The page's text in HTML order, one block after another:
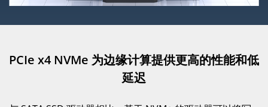
PCIe x4 NVMe 为边缘计算提供更高的性能和低
延迟